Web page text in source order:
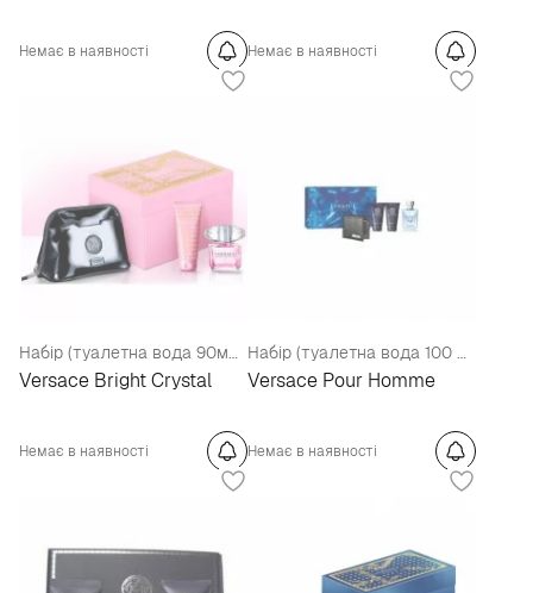
Немає в наявності Немає в наявності
Набір (туалетна вода 90мл + лосьйон для тіла 100мл + косметичка)
Versace Bright Crystal
Немає в наявності
Набір (туалетна вода 100 мл + бальзам після гоління 50 мл + шампунь 50 мл + портмоне)
Versace Pour Homme
Немає в наявності